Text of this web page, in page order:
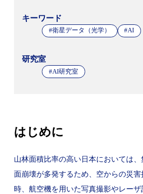
キーワード
#衛星データ（光学） #AI
研究室
#AI研究室
はじめに
山林面積比率の高い日本においては
面崩壊が多発するため、空からの災
時、航空機を用いた写真撮影やレー